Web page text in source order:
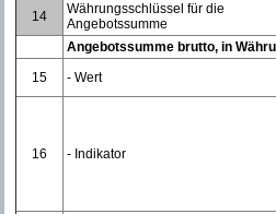
14
Währungsschlüssel für die
Angebotssumme
Angebotssumme brutto, in
15
- Wert
16 - Indikator